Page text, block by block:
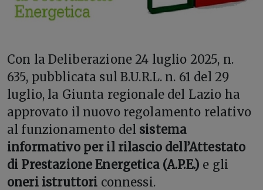
Con la Deliberazione 24 luglio 2025, n.
635, pubblicata sul B.U.R.L. n. 61 del 29
luglio, la Giunta regionale del Lazio ha
approvato il nuovo regolamento relativo
al funzionamento del sistema
informativo per il rilascio dell’Attestato
di Prestazione Energetica (A.P.E.) e gli
oneri istruttori connessi.